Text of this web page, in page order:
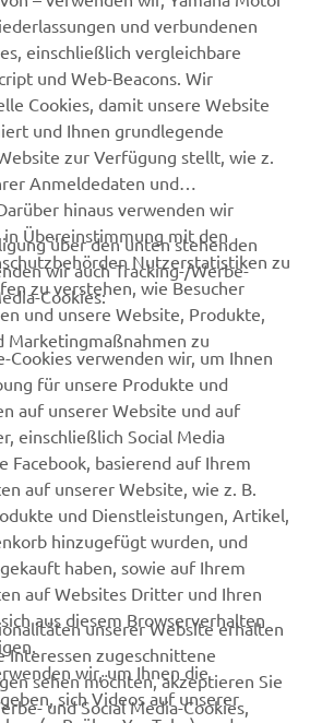
Yamaha wurde ein umfassendes
das den Vertrieb, Service und
vereinigt, um so Fahrzeug-
die den Bedürfnissen der
am besten entsprechen.
neuesten Angeboten,
Neuerscheinungen und vielem mehr.
und verbundenen
einschließlich vergleichbare
und Web-Beacons. Wir
Cookies, damit unsere Website
und Ihnen grundlegende
zur Verfügung stellt, wie z.
Anmeldedaten und
hinaus verwenden wir
in Übereinstimmung mit den
Nutzerstatistiken zu
zu verstehen, wie Besucher
und unsere Website, Produkte,
Marketingmaßnahmen zu
über den unten stehenden
wir auch Tracking-/Werbe-
Cookies:
Cookies verwenden wir, um Ihnen
für unsere Produkte und
auf unserer Website und auf
einschließlich Social Media
Facebook, basierend auf Ihrem
auf unserer Website, wie z. B.
und Dienstleistungen, Artikel,
hinzugefügt wurden, und
haben, sowie auf Ihrem
auf Websites Dritter und Ihren
aus diesem Browserverhalten
wir, um Ihnen die
sich Videos auf unserer
unserer Website erhalten
Interessen zugeschnittene
sehen möchten, akzeptieren Sie
und Social Media-Cookies,